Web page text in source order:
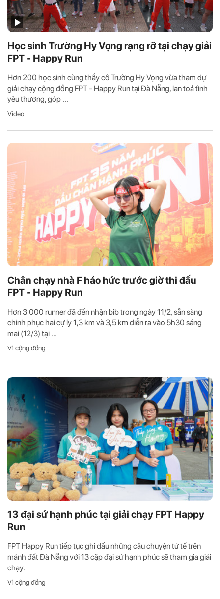
Học sinh Trường Hy Vọng rạng rỡ tại chạy giải
FPT - Happy Run
Hơn 200 học sinh cùng thầy cô Trường Hy Vọng vừa tham dự
giải chạy cộng đồng FPT - Happy Run tại Đà Nẵng, lan toả tình
yêu thương, góp ...
Video
Chân chạy nhà F háo hức trước giờ thi đấu
FPT - Happy Run
Hơn 3.000 runner đã đến nhận bib trong ngày 11/2, sẵn sàng
chinh phục hai cự ly 1,3 km và 3,5 km diễn ra vào 5h30 sáng
mai (12/3) tại ...
Vì cộng đồng
13 đại sứ hạnh phúc tại giải chạy FPT Happy
Run
FPT Happy Run tiếp tục ghi dấu những câu chuyện tử tế trên
mảnh đất Đà Nẵng với 13 cặp đại sứ hạnh phúc sẽ tham gia giải
chạy.
Vì cộng đồng